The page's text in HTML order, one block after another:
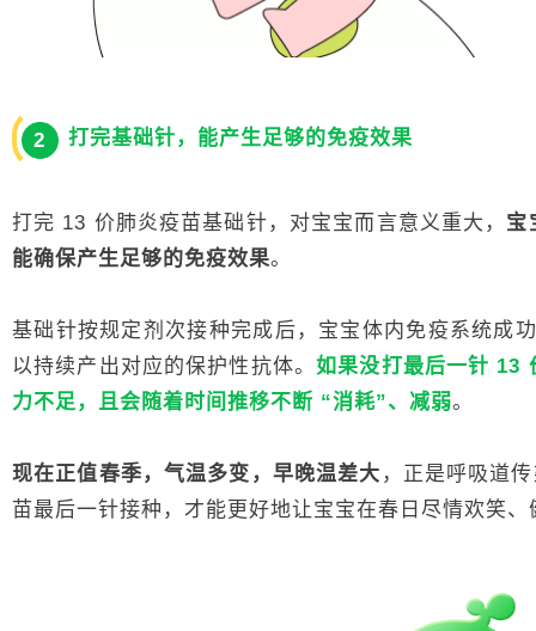
2 打完基础针，能产生足够的免疫效果
打完 13 价肺炎疫苗基础针，对宝宝而言意义重大， 宝
能确保产生足够的免疫效果。
基础针按规定剂次接种完成后，宝宝体内免疫系统成
以持续产出对应的保护性抗体。如果没打最后一针 13
力不足，且会随着时间推移不断 “消耗”、减弱。
现在正值春季，气温多变，早晚温差大 ，正是呼吸道
苗最后一针接种，才能更好地让宝宝在春日尽情欢笑、